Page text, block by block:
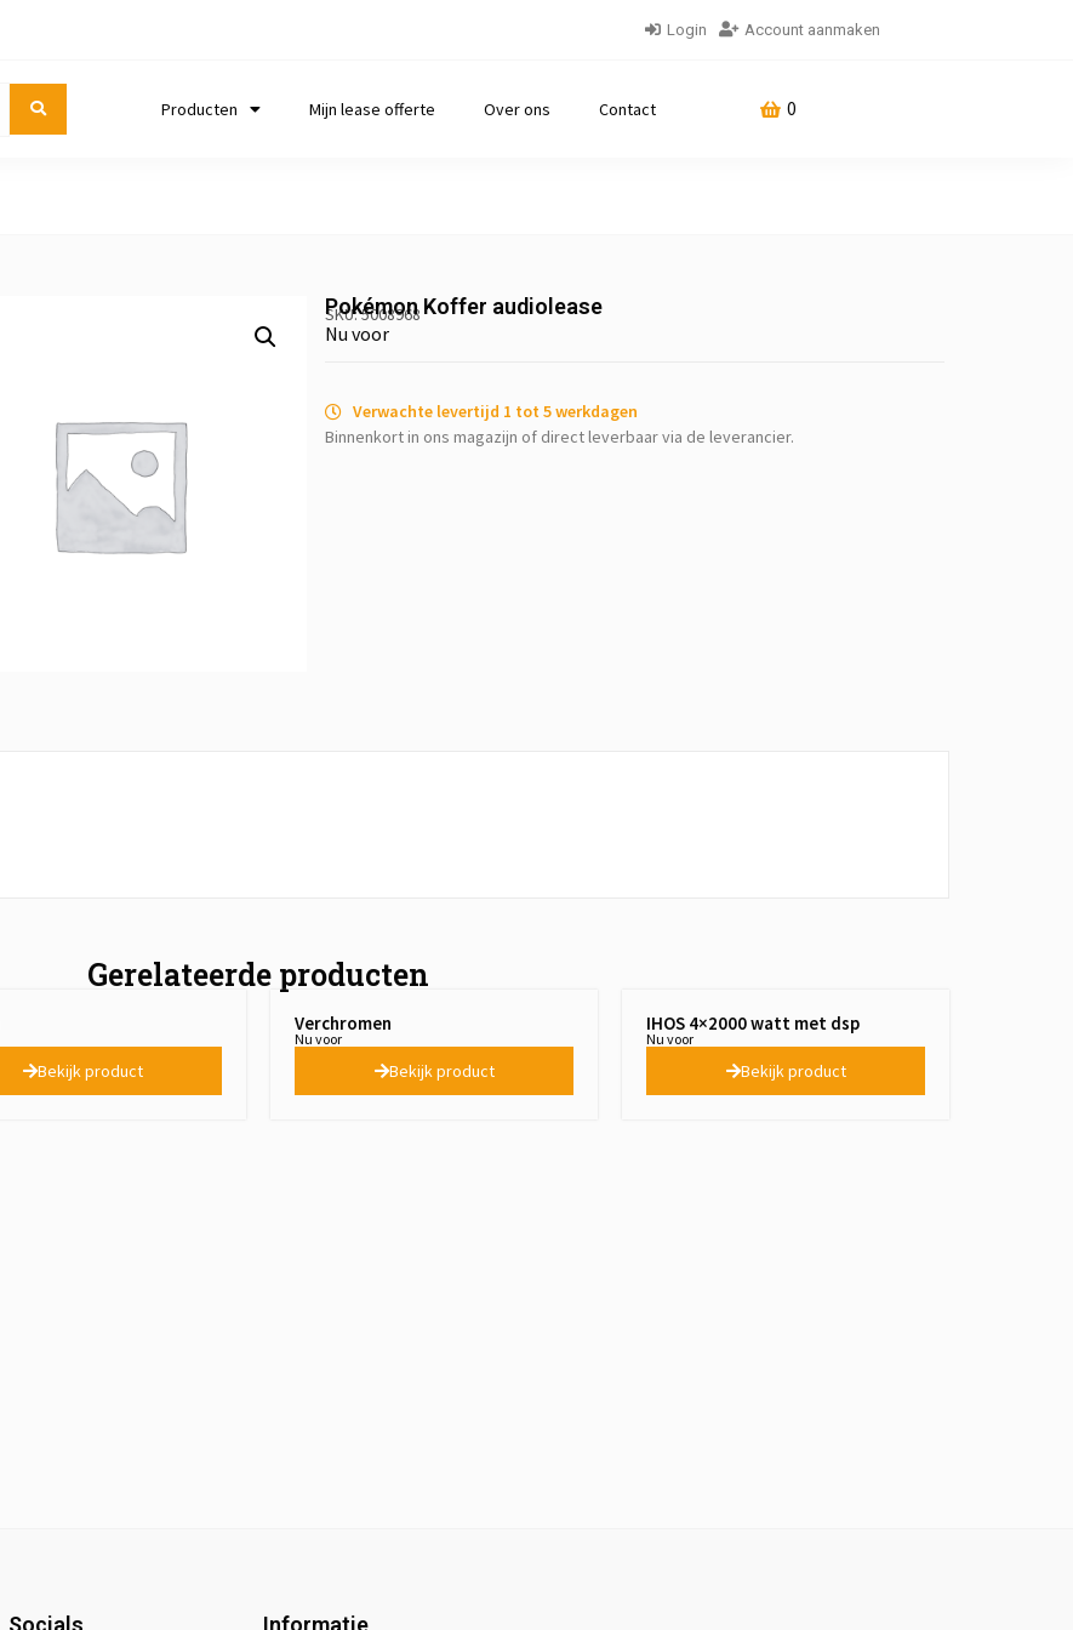
Login Account aanmaken
Producten Mijn lease offerte Over ons Contact 0
Pokémon Koffer audiolease
SKU: 5008968
Nu voor
Verwachte levertijd 1 tot 5 werkdagen
Binnenkort in ons magazijn of direct leverbaar via de leverancier.
Gerelateerde producten
Bekijk product
Verchromen
Nu voor
Bekijk product
IHOS 4×2000 watt met dsp
Nu voor
Bekijk product